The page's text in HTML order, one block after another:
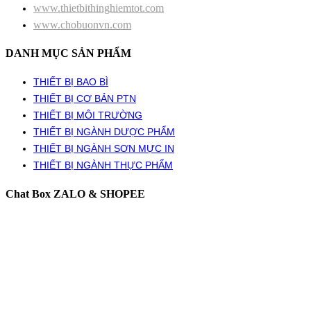
www.thietbithinghiemtot.com
www.chobuonvn.com
DANH MỤC SẢN PHẨM
THIẾT BỊ BAO BÌ
THIẾT BỊ CƠ BẢN PTN
THIẾT BỊ MÔI TRƯỜNG
THIẾT BỊ NGÀNH DƯỢC PHẨM
THIẾT BỊ NGÀNH SƠN MỰC IN
THIẾT BỊ NGÀNH THỰC PHẨM
Chat Box ZALO & SHOPEE